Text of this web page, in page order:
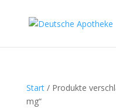
Start/ Produkte
mg“